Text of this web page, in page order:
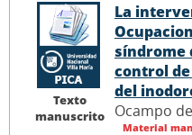
Texto
manuscrito
La
síndrome
control
del
Ocampo
Material